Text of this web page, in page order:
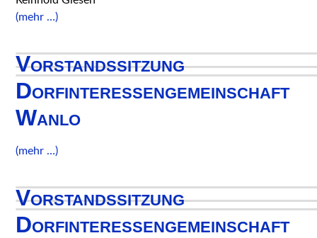
(mehr …)
Vorstandssitzung
Dorfinteressengemeinschaft
Wanlo
(mehr …)
Vorstandssitzung
Dorfinteressengemeinschaft